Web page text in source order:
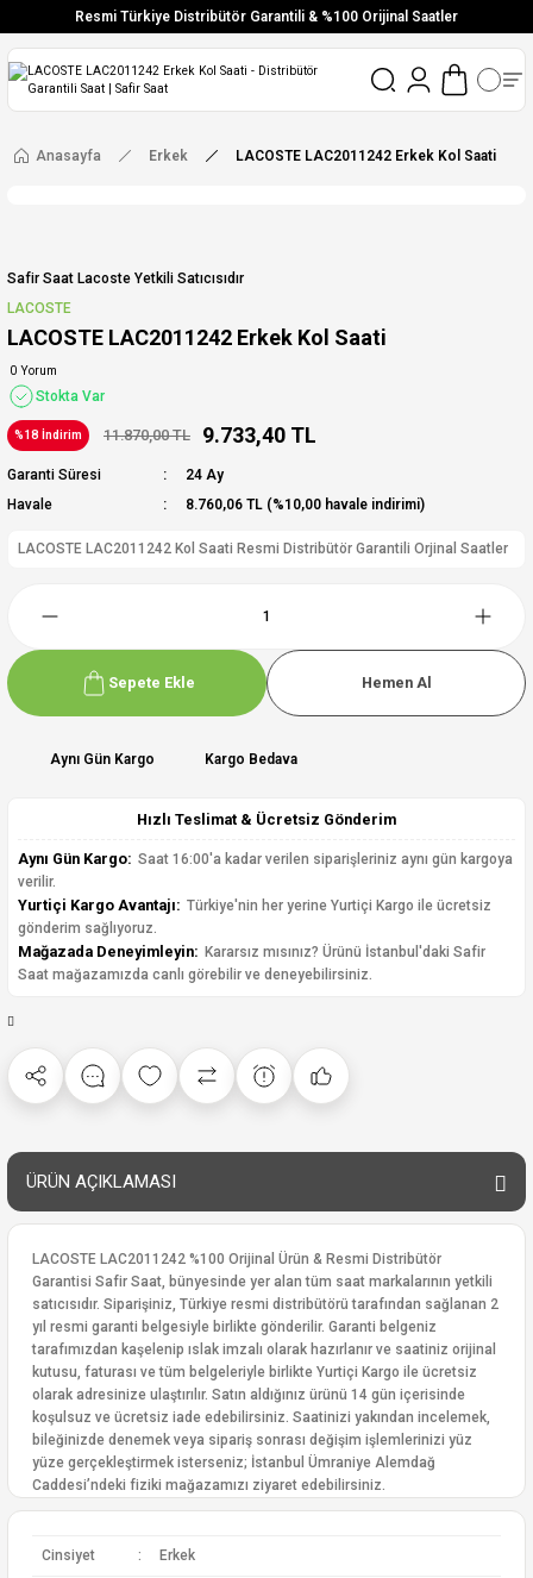
Resmi Türkiye Distribütör Garantili & %100 Orijinal Saatler
Vade Farksız 6 Taksit
Ücretsiz Kargo
Anasayfa Erkek LACOSTE LAC2011242 Erkek Kol Saati
Safir Saat Lacoste Yetkili Satıcısıdır
LACOSTE
LACOSTE LAC2011242 Erkek Kol Saati
0 Yorum
Stokta Var
%18 İndirim 11.870,00 TL 9.733,40 TL
Garanti Süresi
24 Ay
Havale
8.760,06 TL (%10,00 havale indirimi)
LACOSTE LAC2011242 Kol Saati Resmi Distribütör Garantili Orjinal Saatler
Sepete Ekle Hemen Al
Aynı Gün Kargo Kargo Bedava
Hızlı Teslimat & Ücretsiz Gönderim
Aynı Gün Kargo: Saat 16:00'a kadar verilen siparişleriniz aynı gün kargoya
verilir.
Yurtiçi Kargo Avantajı: Türkiye'nin her yerine Yurtiçi Kargo ile ücretsiz
gönderim sağlıyoruz.
Mağazada Deneyimleyin: Kararsız mısınız? Ürünü İstanbul'daki Safir
Saat mağazamızda canlı görebilir ve deneyebilirsiniz.
ÜRÜN AÇIKLAMASI
LACOSTE LAC2011242 %100 Orijinal Ürün & Resmi Distribütör
Garantisi Safir Saat, bünyesinde yer alan tüm saat markalarının yetkili
satıcısıdır. Siparişiniz, Türkiye resmi distribütörü tarafından sağlanan 2
yıl resmi garanti belgesiyle birlikte gönderilir. Garanti belgeniz
tarafımızdan kaşelenip ıslak imzalı olarak hazırlanır ve saatiniz orijinal
kutusu, faturası ve tüm belgeleriyle birlikte Yurtiçi Kargo ile ücretsiz
olarak adresinize ulaştırılır. Satın aldığınız ürünü 14 gün içerisinde
koşulsuz ve ücretsiz iade edebilirsiniz. Saatinizi yakından incelemek,
bileğinizde denemek veya sipariş sonrası değişim işlemlerinizi yüz
yüze gerçekleştirmek isterseniz; İstanbul Ümraniye Alemdağ
Caddesi’ndeki fiziki mağazamızı ziyaret edebilirsiniz.
Cinsiyet : Erkek